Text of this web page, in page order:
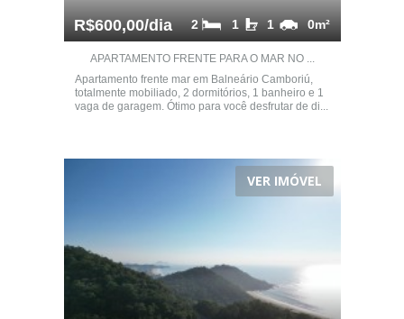
R$600,00/dia 0m²
1
1
2
APARTAMENTO FRENTE PARA O MAR NO ...
Apartamento frente mar em Balneário Camboriú,
totalmente mobiliado, 2 dormitórios, 1 banheiro e 1
vaga de garagem. Ótimo para você desfrutar de di...
VER IMÓVEL